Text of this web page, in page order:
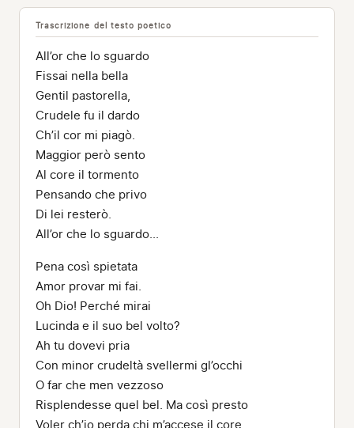
Trascrizione del testo poetico
All’or che lo sguardo
Fissai nella bella
Gentil pastorella,
Crudele fu il dardo
Ch’il cor mi piagò.
Maggior però sento
Al core il tormento
Pensando che privo
Di lei resterò.
All’or che lo sguardo...
Pena così spietata
Amor provar mi fai.
Oh Dio! Perché mirai
Lucinda e il suo bel volto?
Ah tu dovevi pria
Con minor crudeltà svellermi gl’occhi
O far che men vezzoso
Risplendesse quel bel. Ma così presto
Voler ch’io perda chi m’accese il core